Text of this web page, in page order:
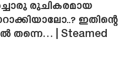
രുചികരമായ
ഇതിന്റെ
തന്നെ… | Steamed